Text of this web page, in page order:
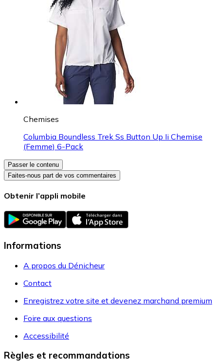
Chemises
Columbia Boundless Trek Ss Button Up Ii Chemise
(Femme) 6-Pack
Passer le contenu
Faites-nous part de vos commentaires
Obtenir l’appli mobile
Informations
A propos du Dénicheur
Contact
Enregistrez votre site et devenez marchand premium
Foire aux questions
Accessibilité
Règles et recommandations